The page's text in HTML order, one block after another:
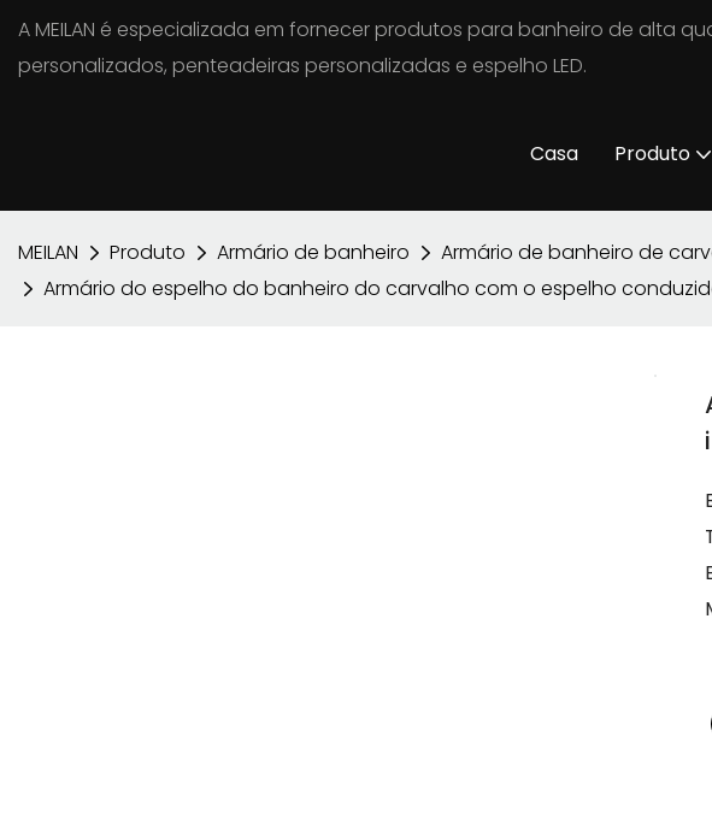
A MEILAN é especializada em fornecer produtos para banheiro de alta
personalizados, penteadeiras personalizadas e espelho LED.
Casa Produto
MEILAN Produto Armário de banheiro
Armário de banheiro de
Armário do espelho do banheiro do carvalho com o espelho